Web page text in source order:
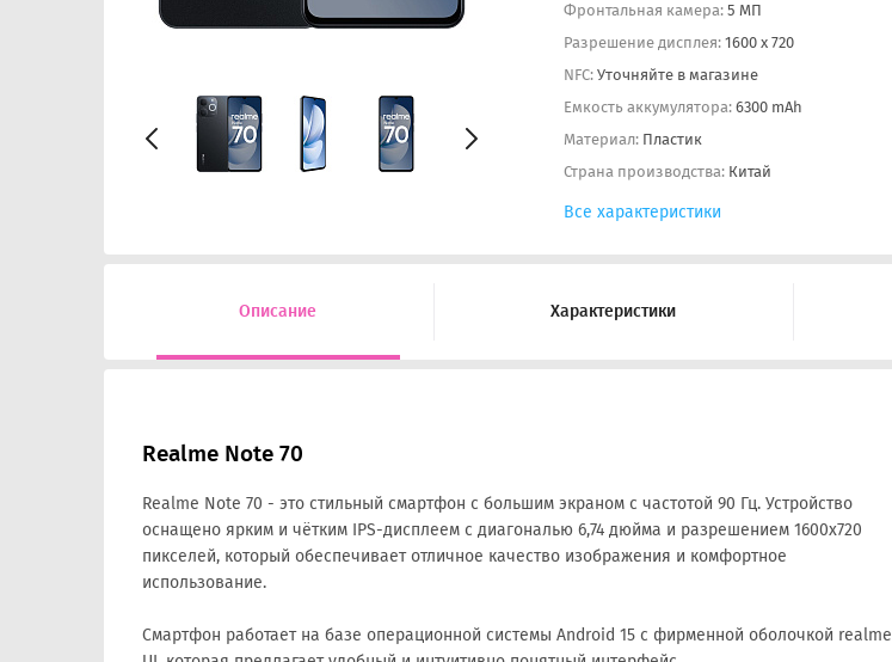
Фронтальная камера: 5 МП
Разрешение дисплея: 1600 x 720
NFC: Уточняйте в магазине
Емкость аккумулятора: 6300 mAh
Материал: Пластик
Страна производства: Китай
Все характеристики
Описание Характеристики
Realme Note 70
Realme Note 70 - это стильный смартфон с большим экраном с частотой 90 Гц. Устройство
оснащено ярким и чётким IPS-дисплеем с диагональю 6,74 дюйма и разрешением 1600x720
пикселей, который обеспечивает отличное качество изображения и комфортное
использование.
Смартфон работает на базе операционной системы Android 15 с фирменной оболочкой realme